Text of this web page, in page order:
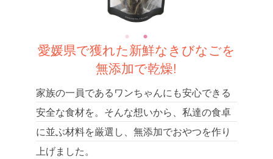
愛媛県で獲れた新鮮なきびなごを
無添加で乾燥!
家族の一員であるワンちゃんにも安心できる
安全な食材を。そんな想いから、私達の食卓
に並ぶ材料を厳選し、無添加でおやつを作り
上げました。